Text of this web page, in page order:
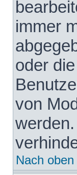
immer
oder
von
Nach oben